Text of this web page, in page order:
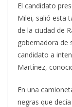
El candidato
Milei, salió esta
de la ciudad de
gobernadora de
candidato a
Martínez,
En una
negras que